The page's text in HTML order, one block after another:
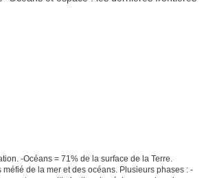
-Océans = 71% de la surface de la Terre.
méfié de la mer et des océans. Plusieurs phases : -